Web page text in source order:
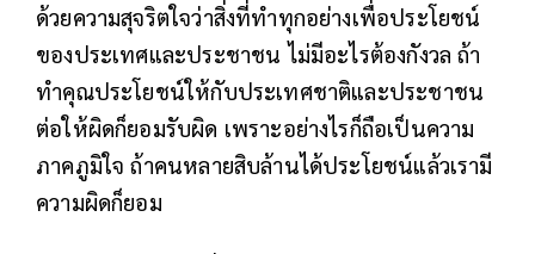
ด้วยความสุจริตใจว่าสิ่งที่ทําทุกอย่างเพื่อประโยชน์
ของประเทศและประชาชน ไม่มีอะไรต้องกังวล ถ้า
ทําคุณประโยชน์ให้กับประเทศชาติและประชาชน
ต่อให้ผิดก็ยอมรับผิด เพราะอย่างไรก็ถือเป็นความ
ภาคภูมิใจ ถ้าคนหลายสิบล้านได้ประโยชน์แล้วเรามี
ความผิดก็ยอม